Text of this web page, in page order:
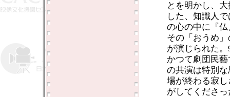
とを明かし、
した、知識人
の心の中に『
その「おうめ
が演じられた
かつて劇団民
の共演は特別
場が終わる寂
がしてくださ